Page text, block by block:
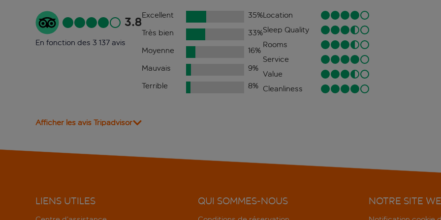
3.8
En fonction des 3 137 avis
Excellent 35%
Très bien
33%
Moyenne
16%
Mauvais
9%
Terrible
8%
Location
Sleep Quality
Rooms
Service
Value
Cleanliness
Afficher les avis Tripadvisor
LIENS UTILES QUI SOMMES-NOUS NOTRE SITE